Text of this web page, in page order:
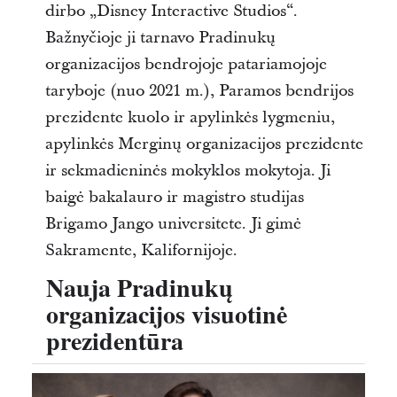
dirbo „Disney Interactive Studios“.
Bažnyčioje ji tarnavo Pradinukų
organizacijos bendrojoje patariamojoje
taryboje (nuo 2021 m.), Paramos bendrijos
prezidente kuolo ir apylinkės lygmeniu,
apylinkės Merginų organizacijos prezidente
ir sekmadieninės mokyklos mokytoja. Ji
baigė bakalauro ir magistro studijas
Brigamo Jango universitete. Ji gimė
Sakramente, Kalifornijoje.
Nauja Pradinukų
organizacijos visuotinė
prezidentūra